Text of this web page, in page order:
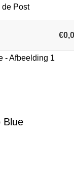
de Post
€
Blue